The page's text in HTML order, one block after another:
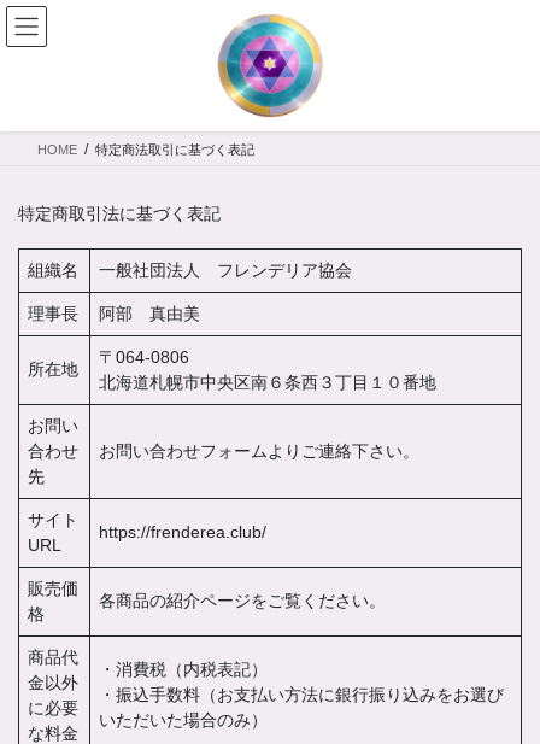
コ
ン
へ
ナ
ビ
ョ
HOME 特定商法取引に基づく表記
特定商取引法に基づく表記
組織名 一般社団法人 フレンデリア協会
理事長 阿部 真由美
所在地
〒064-0806
北海道札幌市中央区南６条西３丁目１０番地
お問い
合わせ
先
お問い合わせフォームよりご連絡下さい。
サイト
URL
https://frenderea.club/
販売価
格
各商品の紹介ページをご覧ください。
商品代
金以外
に必要
な料金
・消費税（内税表記）
・振込手数料（お支払い方法に銀行振り込みをお選び
いただいた場合のみ）